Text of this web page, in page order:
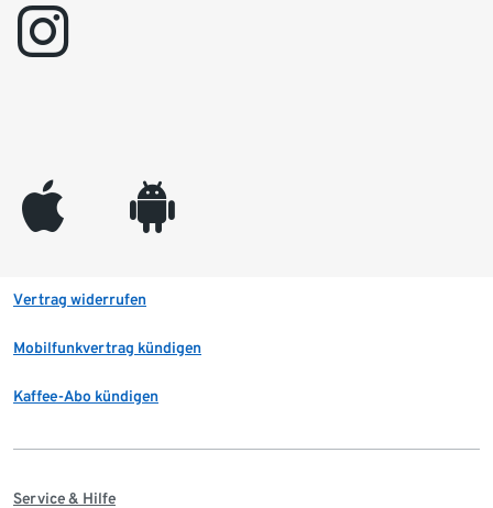
instagram
appleinc android
Vertrag widerrufen
Mobilfunkvertrag kündigen
Kaffee-Abo kündigen
Service & Hilfe